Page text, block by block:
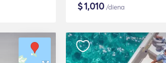
$1,010 /diena